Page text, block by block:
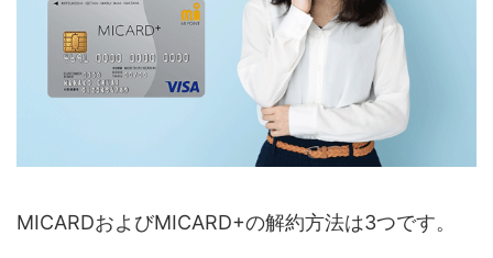
MICARDおよびMICARD+の解約方法は3つです。